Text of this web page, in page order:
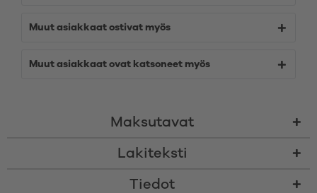
Muut asiakkaat ostivat myös
Muut asiakkaat ovat katsoneet myös
Maksutavat
Lakiteksti
Tiedot